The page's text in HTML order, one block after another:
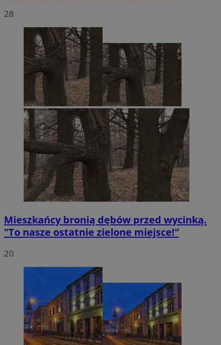
28
Mieszkańcy bronią dębów przed wycinką.
"To nasze ostatnie zielone miejsce!"
20